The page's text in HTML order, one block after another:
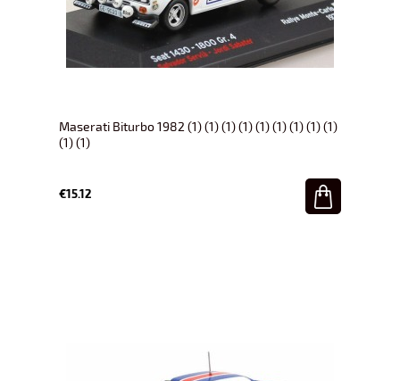
Maserati Biturbo 1982 (1) (1) (1) (1) (1) (1) (1) (1) (1)
(1) (1)
€15.12